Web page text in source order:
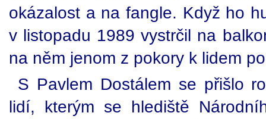
okázalost a na fangle. Když ho
v listopadu 1989 vystrčil na
na něm jenom z pokory k lidem
S Pavlem Dostálem se přišlo
lidí, kterým se hlediště